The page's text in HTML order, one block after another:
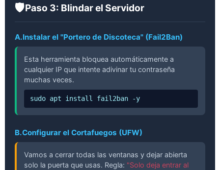
🛡️Paso 3: Blindar el Servidor
A.Instalar el "Portero de Discoteca" (Fail2Ban)
Esta herramienta bloquea automáticamente a
cualquier IP que intente adivinar tu contraseña
muchas veces.
sudo apt install fail2ban -y
B.Configurar el Cortafuegos (UFW)
Vamos a cerrar todas las ventanas y dejar abierta
solo la puerta que usas. Regla: "Solo deja entrar al